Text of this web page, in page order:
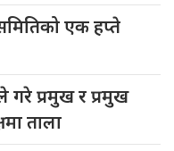
एक हप्ते
गरे प्रमुख र प्रमुख
ताला